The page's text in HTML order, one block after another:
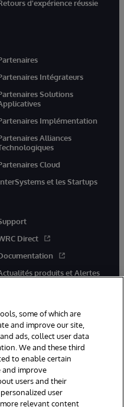
d'expérience réussie
Intégrateurs
Solutions
Implémentation
Alliances
Cloud
et les Startups
Direct
produits et Alertes
Cambridge, MA. Tous droits
some of which are
and improve our site,
ads, collect user data
We and these third
to enable certain
and improve
users and their
user
more relevant content